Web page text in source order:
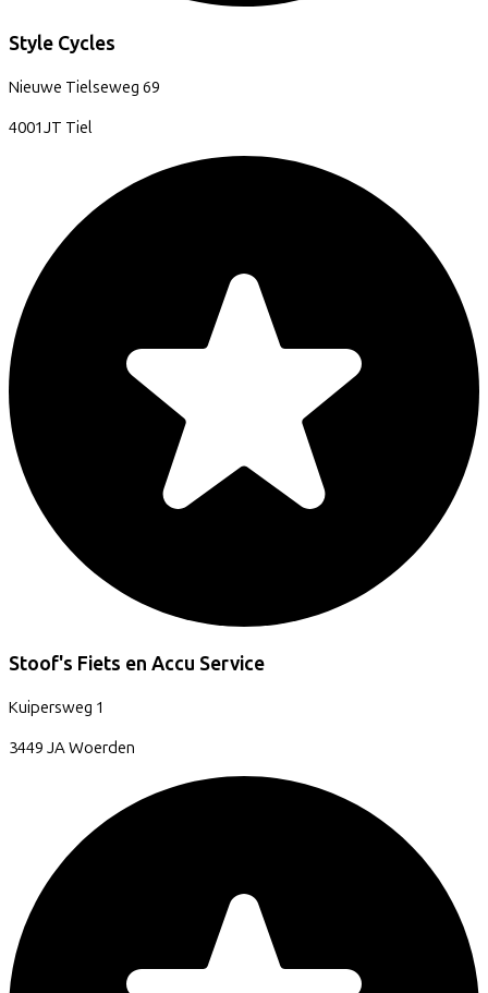
Style Cycles
Nieuwe Tielseweg 69
4001JT Tiel
Stoof's Fiets en Accu Service
Kuipersweg 1
3449 JAWoerden